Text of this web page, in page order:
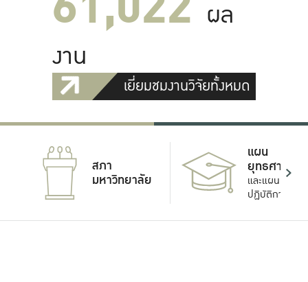
ผล
งาน
เยี่ยมชมงานวิจัยทั้งหมด
สภา
มหาวิทยาลัย
แผน
ยุทธศาสตร์
และแผน
ปฏิบัติการ